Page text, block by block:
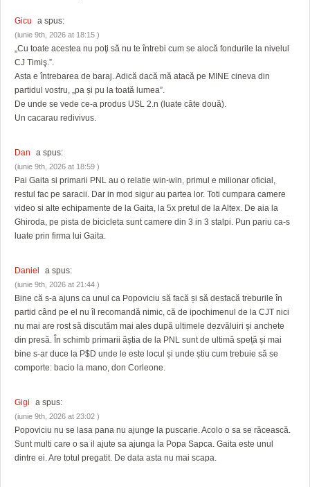
Gicu a spus:
(iunie 9th, 2026 at 18:15 )
„Cu toate acestea nu poţi să nu te întrebi cum se alocă fondurile la nivelul
CJ Timiş.”.
Asta e întrebarea de baraj. Adică dacă mă atacă pe MINE cineva din
partidul vostru, „pa și pu la toată lumea”.
De unde se vede ce-a produs USL 2.n (luate câte două).
Un cacarau redivivus.
Dan a spus:
(iunie 9th, 2026 at 18:59 )
Pai Gaita si primarii PNL au o relatie win-win, primul e milionar oficial,
restul fac pe saracii. Dar in mod sigur au partea lor. Toti cumpara camere
video si alte echipamente de la Gaita, la 5x pretul de la Altex. De aia la
Ghiroda, pe pista de bicicleta sunt camere din 3 in 3 stalpi. Pun pariu ca-s
luate prin firma lui Gaita.
Daniel a spus:
(iunie 9th, 2026 at 21:44 )
Bine că s-a ajuns ca unul ca Popoviciu să facă și să desfacă treburile în
partid când pe el nu îl recomandă nimic, că de ipochimenul de la CJT nici
nu mai are rost să discutăm mai ales după ultimele dezvăluiri și anchete
din presă. În schimb primarii ăștia de la PNL sunt de ultimă speță și mai
bine s-ar duce la P$D unde le este locul și unde știu cum trebuie să se
comporte: bacio la mano, don Corleone.
Gigi a spus:
(iunie 9th, 2026 at 23:02 )
Popoviciu nu se lasa pana nu ajunge la puscarie. Acolo o sa se răcească.
Sunt multi care o sa il ajute sa ajunga la Popa Sapca. Gaita este unul
dintre ei. Are totul pregatit. De data asta nu mai scapa.